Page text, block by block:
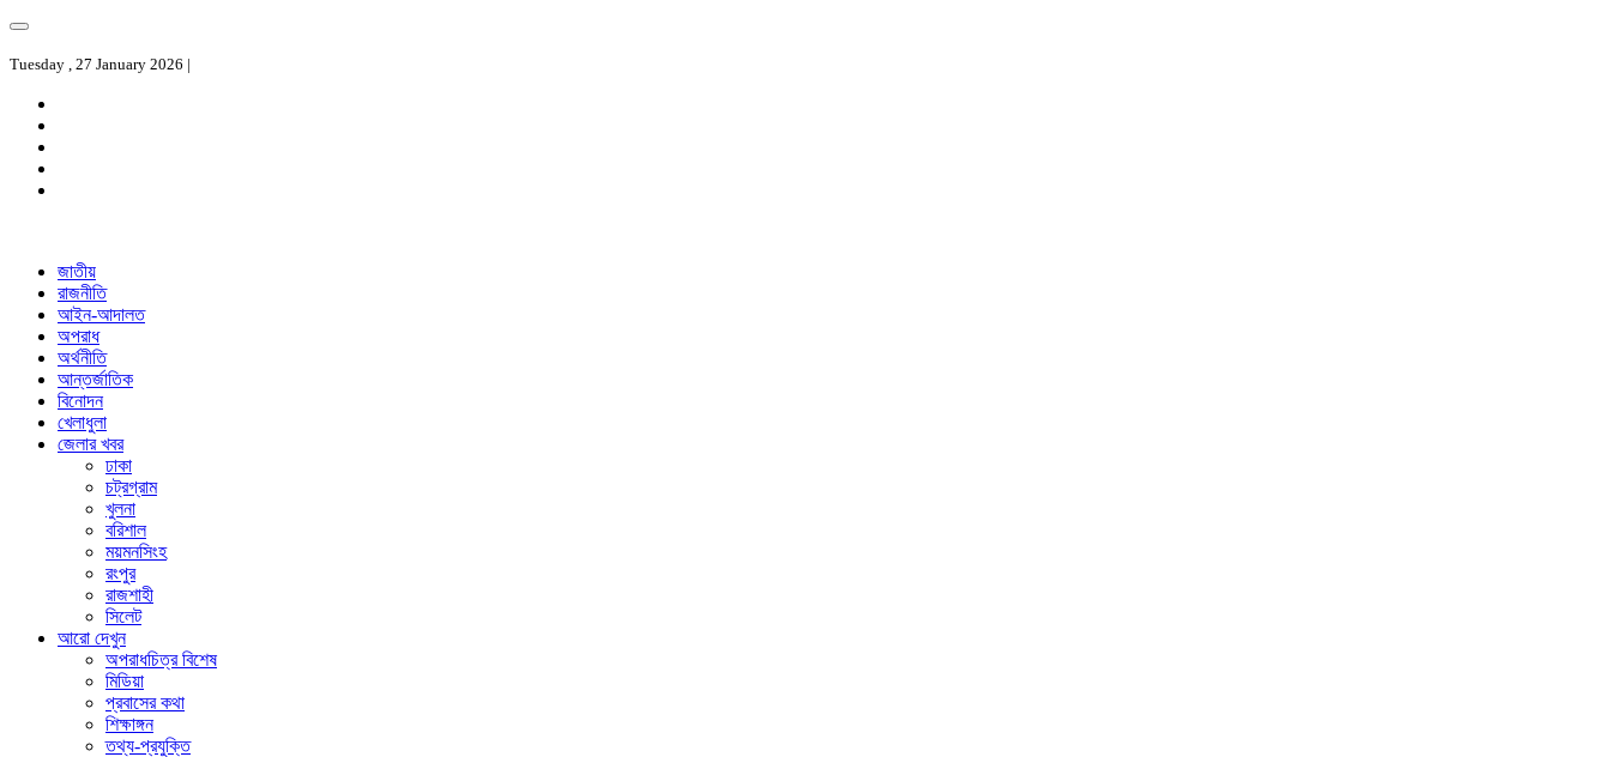
Tuesday , 27 January 2026 |
জাতীয়
রাজনীতি
আইন-আদালত
অপরাধ
অর্থনীতি
আন্তর্জাতিক
বিনোদন
খেলাধুলা
জেলার খবর
ঢাকা
চট্রগ্রাম
খুলনা
বরিশাল
ময়মনসিংহ
রংপুর
রাজশাহী
সিলেট
আরো দেখুন
অপরাধচিত্র বিশেষ
মিডিয়া
প্রবাসের কথা
শিক্ষাঙ্গন
তথ্য-প্রযুক্তি